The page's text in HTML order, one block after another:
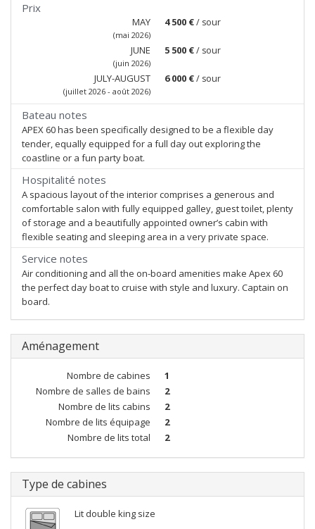
Prix
MAY
(mai 2026)
4 500 €/ sour
JUNE
(juin 2026)
5 500 €/ sour
JULY-AUGUST
(juillet 2026 - août 2026)
6 000 €/ sour
Bateau notes
APEX 60 has been specifically designed to be a flexible day
tender, equally equipped for a full day out exploring the
coastline or a fun party boat.
Hospitalité notes
A spacious layout of the interior comprises a generous and
comfortable salon with fully equipped galley, guest toilet, plenty
of storage and a beautifully appointed owner’s cabin with
flexible seating and sleeping area in a very private space.
Service notes
Air conditioning and all the on-board amenities make Apex 60
the perfect day boat to cruise with style and luxury. Captain on
board.
Aménagement
Nombre de cabines
1
Nombre de salles de bains
2
Nombre de lits cabins
2
Nombre de lits équipage
2
Nombre de lits total
2
Type de cabines
Lit double king size